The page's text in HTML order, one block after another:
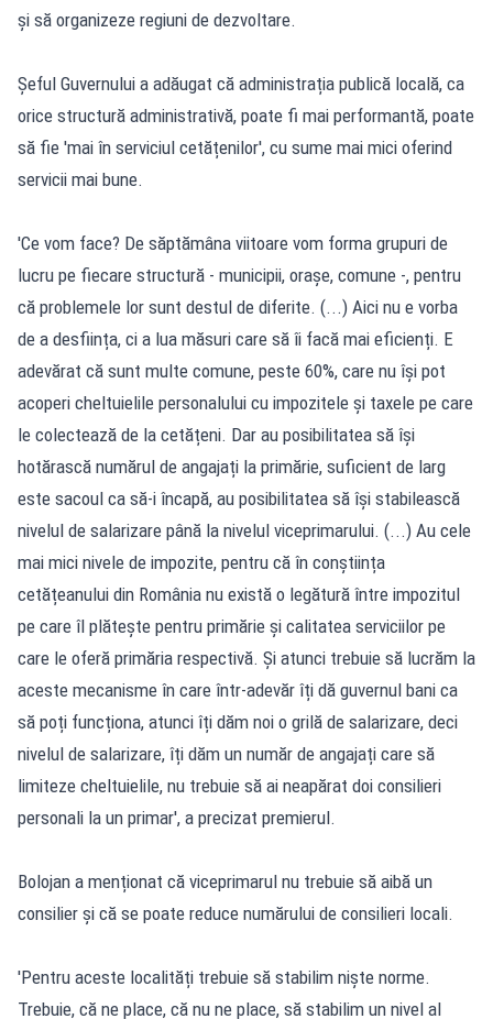
și să organizeze regiuni de dezvoltare.
Șeful Guvernului a adăugat că administrația publică locală, ca
orice structură administrativă, poate fi mai performantă, poate
să fie 'mai în serviciul cetățenilor', cu sume mai mici oferind
servicii mai bune.
'Ce vom face? De săptămâna viitoare vom forma grupuri de
lucru pe fiecare structură - municipii, orașe, comune -, pentru
că problemele lor sunt destul de diferite. (...) Aici nu e vorba
de a desființa, ci a lua măsuri care să îi facă mai eficienți. E
adevărat că sunt multe comune, peste 60%, care nu își pot
acoperi cheltuielile personalului cu impozitele și taxele pe care
le colectează de la cetățeni. Dar au posibilitatea să își
hotărască numărul de angajați la primărie, suficient de larg
este sacoul ca să-i încapă, au posibilitatea să își stabilească
nivelul de salarizare până la nivelul viceprimarului. (...) Au cele
mai mici nivele de impozite, pentru că în conștiința
cetățeanului din România nu există o legătură între impozitul
pe care îl plătește pentru primărie și calitatea serviciilor pe
care le oferă primăria respectivă. Și atunci trebuie să lucrăm la
aceste mecanisme în care într-adevăr îți dă guvernul bani ca
să poți funcționa, atunci îți dăm noi o grilă de salarizare, deci
nivelul de salarizare, îți dăm un număr de angajați care să
limiteze cheltuielile, nu trebuie să ai neapărat doi consilieri
personali la un primar', a precizat premierul.
Bolojan a menționat că viceprimarul nu trebuie să aibă un
consilier și că se poate reduce numărului de consilieri locali.
'Pentru aceste localități trebuie să stabilim niște norme.
Trebuie, că ne place, că nu ne place, să stabilim un nivel al